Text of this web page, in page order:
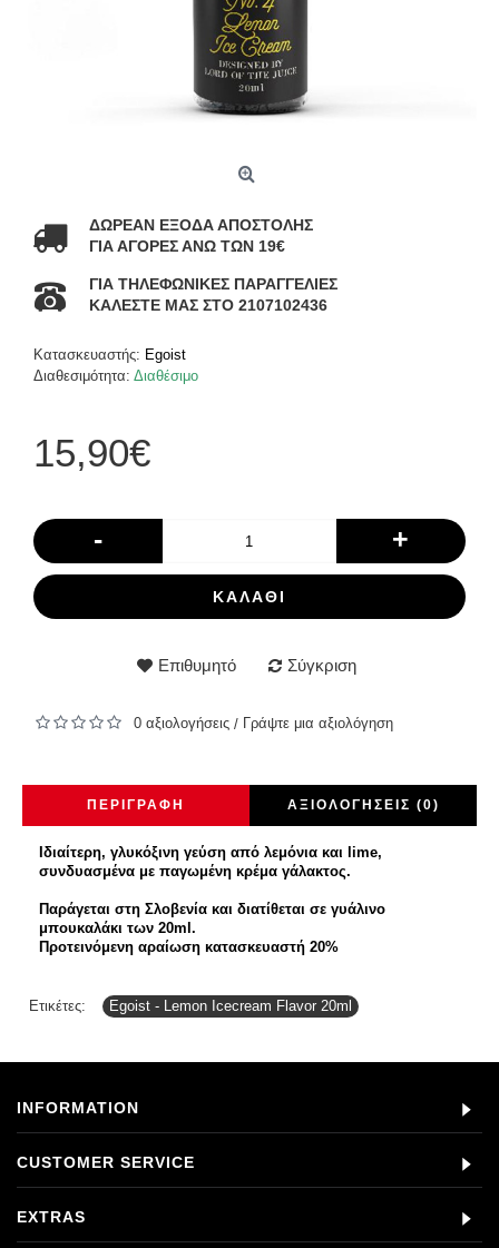
ΔΩΡΕΑΝ ΕΞΟΔΑ ΑΠΟΣΤΟΛΗΣ
ΓΙΑ ΑΓΟΡΕΣ ΑΝΩ ΤΩΝ 19€
ΓΙΑ ΤΗΛΕΦΩΝΙΚΕΣ ΠΑΡΑΓΓΕΛΙΕΣ
ΚΑΛΕΣΤΕ ΜΑΣ ΣΤΟ 2107102436
Κατασκευαστής: Egoist
Διαθεσιμότητα: Διαθέσιμο
15,90€
- +
ΚΑΛΆΘΙ
Επιθυμητό Σύγκριση
0 αξιολογήσεις / Γράψτε μια αξιολόγηση
ΠΕΡΙΓΡΑΦΉ ΑΞΙΟΛΟΓΉΣΕΙΣ (0)
Ιδιαίτερη, γλυκόξινη γεύση από λεμόνια και lime,
συνδυασμένα με παγωμένη κρέμα γάλακτος.
Παράγεται στη Σλοβενία και διατίθεται σε γυάλινο
μπουκαλάκι των 20ml.
Προτεινόμενη αραίωση κατασκευαστή 20%
Ετικέτες: Egoist - Lemon Icecream Flavor 20ml
INFORMATION
CUSTOMER SERVICE
EXTRAS